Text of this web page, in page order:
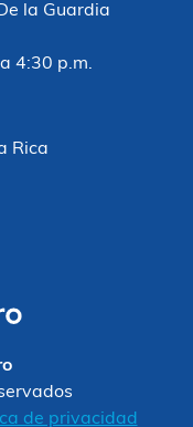
la Guardia
4:30 p.m.
Rica
de privacidad